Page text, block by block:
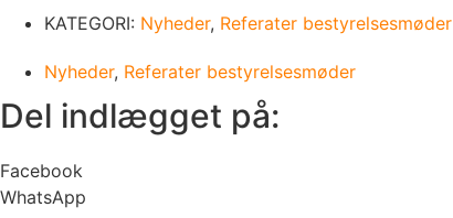
KATEGORI: Nyheder, Referater bestyrelsesmøder
Nyheder, Referater bestyrelsesmøder
Del indlægget på:
Facebook
WhatsApp